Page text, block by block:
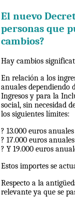
El nuevo
personas que
cambios?
Hay cambios
En relación a los
anuales dependiendo
Ingresos y para la
social, sin necesidad
los siguientes límites:
? 13.000 euros
? 17.000 euros
? Y 19.000 euros
Estos importes se
Respecto a la
relevante ya que se